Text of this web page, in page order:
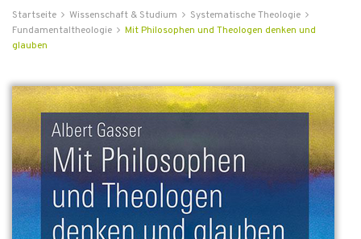
Startseite Wissenschaft & Studium
Systematische Theologie
Fundamentaltheologie
Mit Philosophen und Theologen denken und
glauben